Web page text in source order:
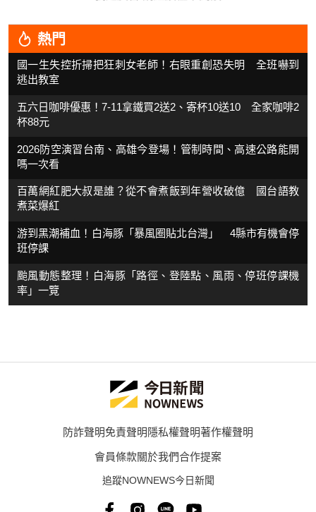
熱門
國一生失控折掃把狂刺女老師！右眼重創恐失明 全班嚇到
逃出教室
五六日咖啡優惠！7-11拿鐵買2送2、寄杯10送10 全家咖啡2
杯88元
2026防空演習台南、高雄今登場！管制時間、高速公路能開
嗎一次看
百萬網紅肥大叔是誰？從不會煮飯到年營收破億 國台語教
煮菜爆紅
游到黑潮補血！白海豚「暴風圈貼北台灣」 4縣市有機會停
班停課
颱風動態整理！白海豚「路徑、登陸點、風雨、停班停課機
率」一覽
防詐聲明免責聲明隱私權聲明著作權聲明
會員條款關於我們合作提案
追蹤NOWNEWS今日新聞